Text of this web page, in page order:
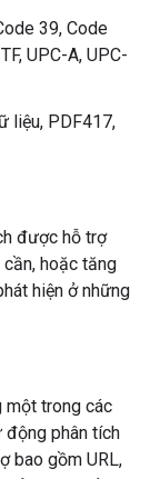
39, Code
UPC-A, UPC-
liệu, PDF417,
được hỗ trợ
hoặc tăng
hiện ở những
một trong các
phân tích
bao gồm URL,